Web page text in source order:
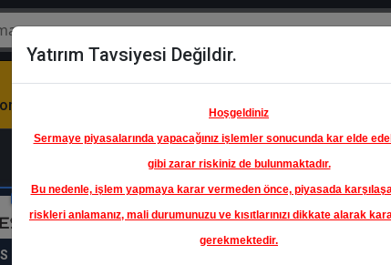
Model
Hisse
Öne
Çıkanlar
Raporlar
Yatırım Tavsiyesi Değildir.
Hoşgeldiniz
Sermaye piyasalarında yapacağınız işlemler sonucunda kar elde
gibi zarar riskiniz de bulunmaktadır.
Bu nedenle, işlem yapmaya karar vermeden önce, piyasada
riskleri anlamanız, mali durumunuzu ve kısıtlarınızı dikkate alarak
gerekmektedir.